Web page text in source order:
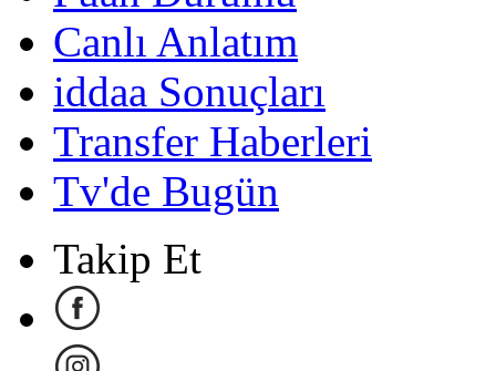
Canlı Anlatım
iddaa Sonuçları
Transfer Haberleri
Tv'de Bugün
Takip Et